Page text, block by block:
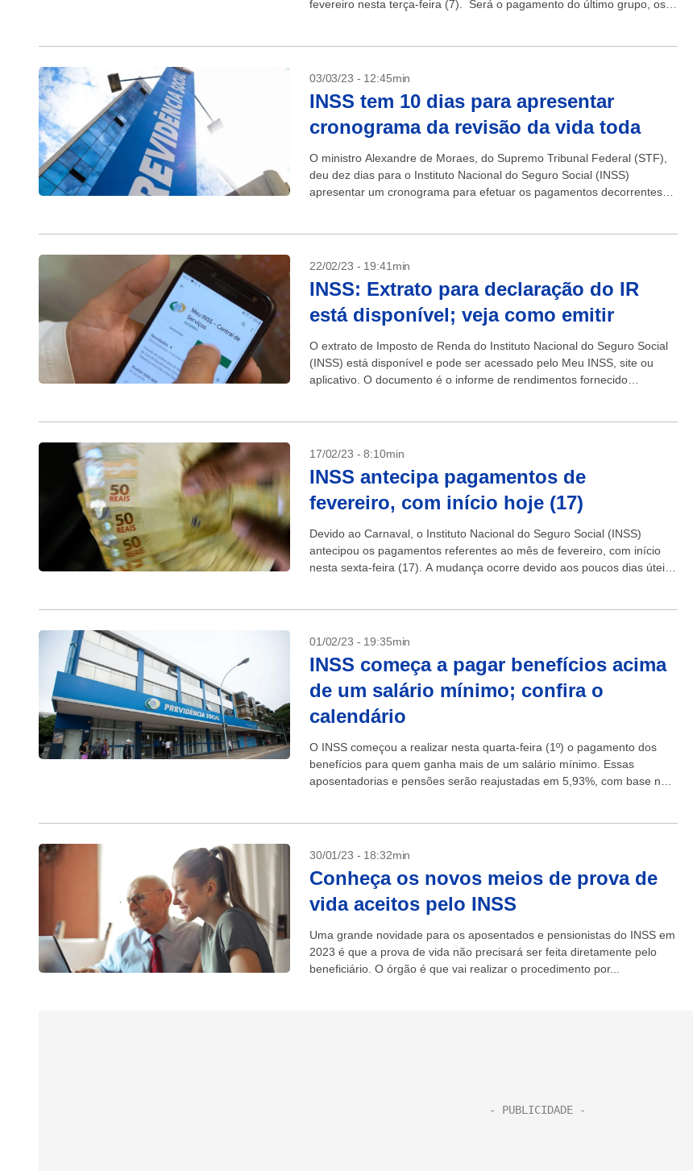
fevereiro nesta terça-feira (7). Será o pagamento do último grupo, os
03/03/23 - 12:45min
INSS tem 10 dias para apresentar
cronograma da revisão da vida toda
O ministro Alexandre de Moraes, do Supremo Tribunal Federal (STF),
deu dez dias para o Instituto Nacional do Seguro Social (INSS)
apresentar um cronograma para efetuar os pagamentos decorrentes
22/02/23 - 19:41min
INSS: Extrato para declaração do IR
está disponível; veja como emitir
O extrato de Imposto de Renda do Instituto Nacional do Seguro Social
(INSS) está disponível e pode ser acessado pelo Meu INSS, site ou
aplicativo. O documento é o informe de rendimentos fornecido
17/02/23 - 8:10min
INSS antecipa pagamentos de
fevereiro, com início hoje (17)
Devido ao Carnaval, o Instituto Nacional do Seguro Social (INSS)
antecipou os pagamentos referentes ao mês de fevereiro, com início
nesta sexta-feira (17). A mudança ocorre devido aos poucos dias úteis
01/02/23 - 19:35min
INSS começa a pagar benefícios acima
de um salário mínimo; confira o
calendário
O INSS começou a realizar nesta quarta-feira (1º) o pagamento dos
benefícios para quem ganha mais de um salário mínimo. Essas
aposentadorias e pensões serão reajustadas em 5,93%, com base na
30/01/23 - 18:32min
Conheça os novos meios de prova de
vida aceitos pelo INSS
Uma grande novidade para os aposentados e pensionistas do INSS em
2023 é que a prova de vida não precisará ser feita diretamente pelo
beneficiário. O órgão é que vai realizar o procedimento por...